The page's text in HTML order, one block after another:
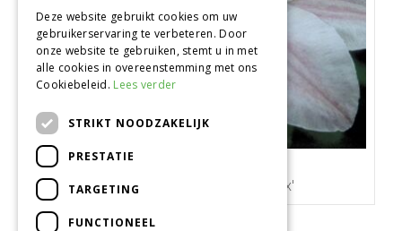
Clematis 'Captaine Thuilleaux'
Deze website gebruikt cookies om uw
gebruikerservaring te verbeteren. Door
onze website te gebruiken, stemt u in met
alle cookies in overeenstemming met ons
Cookiebeleid. Lees verder
STRIKT NOODZAKELIJK
PRESTATIE
TARGETING
FUNCTIONEEL